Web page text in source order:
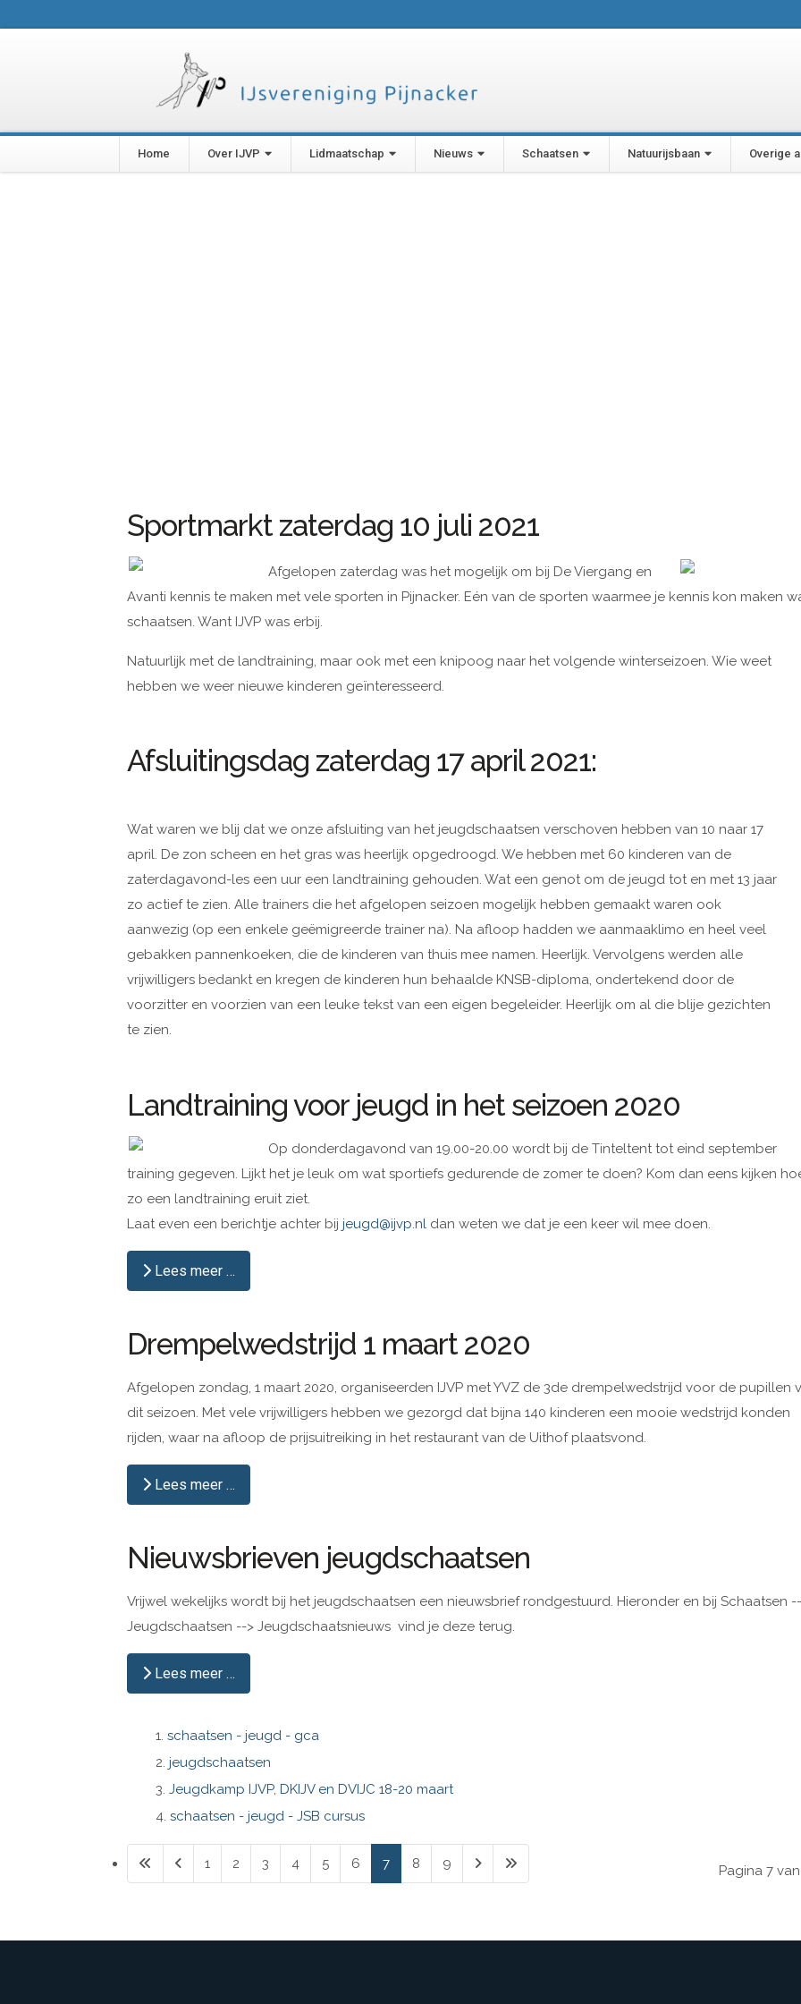
Home Over IJVP Lidmaatschap Nieuws Schaatsen Natuurijsbaan Overige
Sportmarkt zaterdag 10 juli 2021
Afgelopen zaterdag was het mogelijk om bij De Viergang en
Avanti kennis te maken met vele sporten in Pijnacker. Eén van de sporten waarmee je kennis kon maken
schaatsen. Want IJVP was erbij.
Natuurlijk met de landtraining, maar ook met een knipoog naar het volgende winterseizoen. Wie weet
hebben we weer nieuwe kinderen geïnteresseerd.
Afsluitingsdag zaterdag 17 april 2021:
Wat waren we blij dat we onze afsluiting van het jeugdschaatsen verschoven hebben van 10 naar 17
april. De zon scheen en het gras was heerlijk opgedroogd. We hebben met 60 kinderen van de
zaterdagavond-les een uur een landtraining gehouden. Wat een genot om de jeugd tot en met 13 jaar
zo actief te zien. Alle trainers die het afgelopen seizoen mogelijk hebben gemaakt waren ook
aanwezig (op een enkele geëmigreerde trainer na). Na afloop hadden we aanmaaklimo en heel veel
gebakken pannenkoeken, die de kinderen van thuis mee namen. Heerlijk. Vervolgens werden alle
vrijwilligers bedankt en kregen de kinderen hun behaalde KNSB-diploma, ondertekend door de
voorzitter en voorzien van een leuke tekst van een eigen begeleider. Heerlijk om al die blije gezichten
te zien.
Landtraining voor jeugd in het seizoen 2020
Op donderdagavond van 19.00-20.00 wordt bij de Tinteltent tot eind september
training gegeven. Lijkt het je leuk om wat sportiefs gedurende de zomer te doen? Kom dan eens kijken
zo een landtraining eruit ziet.
Laat even een berichtje achter bij jeugd@ijvp.nl dan weten we dat je een keer wil mee doen.
Lees meer …
Drempelwedstrijd 1 maart 2020
Afgelopen zondag, 1 maart 2020, organiseerden IJVP met YVZ de 3de drempelwedstrijd voor de pupillen
dit seizoen. Met vele vrijwilligers hebben we gezorgd dat bijna 140 kinderen een mooie wedstrijd konden
rijden, waar na afloop de prijsuitreiking in het restaurant van de Uithof plaatsvond.
Lees meer …
Nieuwsbrieven jeugdschaatsen
Vrijwel wekelijks wordt bij het jeugdschaatsen een nieuwsbrief rondgestuurd. Hieronder en bij Schaatsen
Jeugdschaatsen --> Jeugdschaatsnieuws vind je deze terug.
Lees meer …
schaatsen - jeugd - gca
jeugdschaatsen
Jeugdkamp IJVP, DKIJV en DVIJC 18-20 maart
schaatsen - jeugd - JSB cursus
Pagina 7
1 2 3 4 5 6 7 8 9